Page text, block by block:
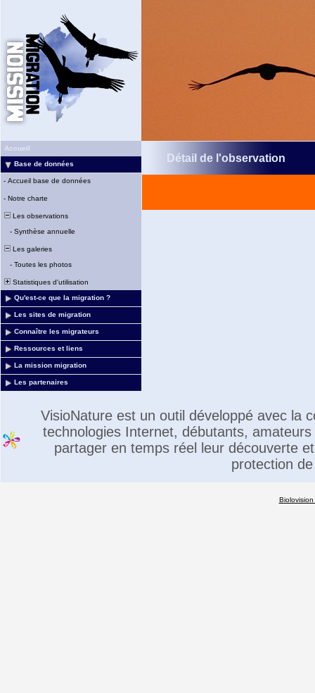
Accueil
Base de données
- Accueil base de données
- Notre charte
Les observations
- Synthèse annuelle
Les galeries
- Toutes les photos
Statistiques d'utilisation
Qu'est-ce que la migration ?
Les sites de migration
Connaître les migrateurs
Ressources et liens
La mission migration
Les partenaires
Détail de l'observation
VisioNature est un outil développé avec la
technologies Internet, débutants,
partager en temps réel leur découverte
protection
Biolovision